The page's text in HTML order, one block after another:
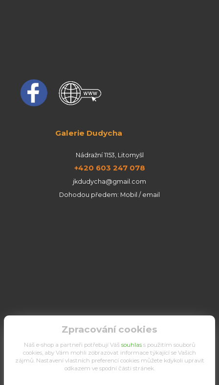
Galerie Dudycha
Nádražní 1153, Litomyšl
+420 603 247 078
jkdudycha@gmail.com
Dohodou předem: Mobil / email
Zpracování cookies
Náš e-shop a partneři potřebují Váš souhlass použitím souborů
cookies, aby Vám mohli zobrazovat informace týkající se Vašich
zájmů. Nastavení vlastních preferencí cookies můžete kdykoli upravit
odkazem ve spodní části stránek.